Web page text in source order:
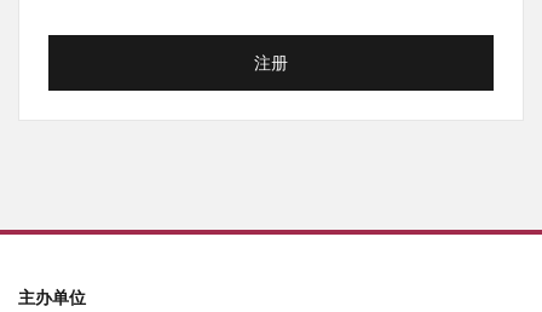
注册
主办单位